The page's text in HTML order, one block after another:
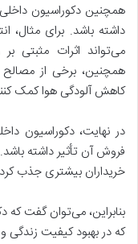
همچنین دکوراسیون
داشته باشد. برای مثال،
می‌تواند اثرات مثبتی
همچنین، برخی از مصالح
کاهش آلودگی هوا کمک
در نهایت، دکوراسیون
فروش آن تأثیر داشته
خریداران بیشتری جذب
بنابراین، می‌توان گفت
که در بهبود کیفیت زندگی